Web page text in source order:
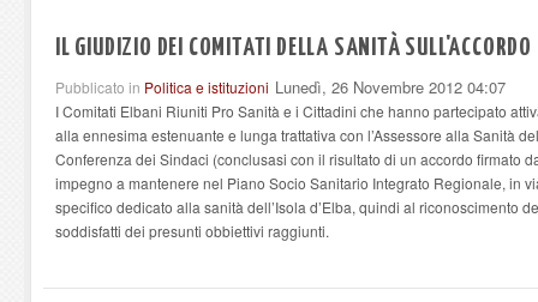
IL GIUDIZIO DEI COMITATI DELLA SANITÀ SULL'ACCORDO
Pubblicato in Politica e istituzioni Lunedì, 26 Novembre 2012 04:07
I Comitati Elbani Riuniti Pro Sanità e i Cittadini che hanno partecipato
alla ennesima estenuante e lunga trattativa con l’Assessore alla Sanità
Conferenza dei Sindaci (conclusasi con il risultato di un accordo firmato
impegno a mantenere nel Piano Socio Sanitario Integrato Regionale, in
specifico dedicato alla sanità dell’Isola d’Elba, quindi al riconoscimento
soddisfatti dei presunti obbiettivi raggiunti.